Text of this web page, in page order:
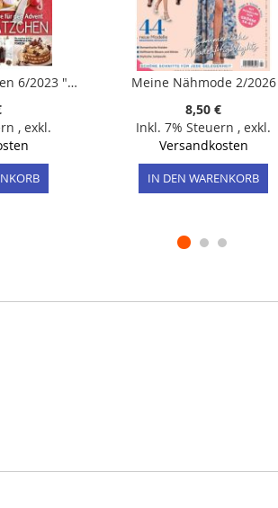
Lisa Kochen & Backen 6/2023 "Das Beste für den Advent PLÄTZCHEN"
, exkl.
Meine Nähmode 2/2026
8,50 €
Inkl. 7% Steuern , exkl.
Versandkosten
IN DEN WARENKORB